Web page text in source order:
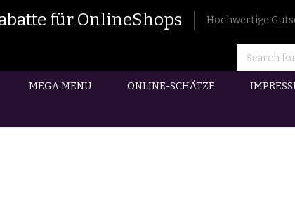
für OnlineShops Hochwertige
MEGA MENU ONLINE-SCHÄTZE